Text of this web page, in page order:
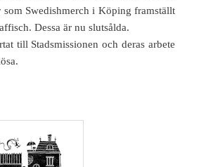
Swedishmerch i Köping framställt
Dessa är nu slutsålda.
till Stadsmissionen och deras arbete